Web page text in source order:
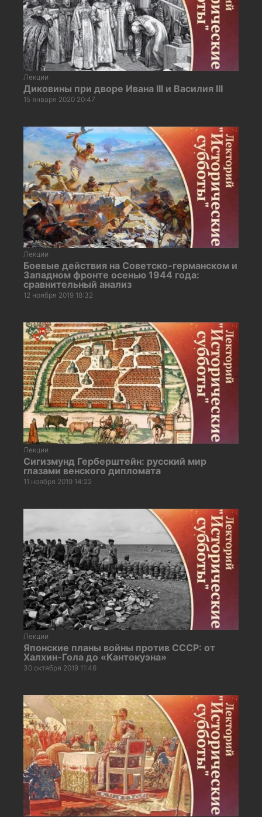
Лекции
Диковины при дворе Ивана III и Василия III
15 января 2020 20:47
Лекции
Боевые действия на Советско-германском и
Западном фронте осенью 1944 года:
сравнительный анализ
12 ноября 2019 18:32
Лекции
Сигизмунд Герберштейн: русский мир
глазами венского дипломата
11 ноября 2019 14:22
Лекции
Японские планы войны против СССР: от
Халхин-Гола до «Кантокуэна»
30 октября 2019 11:46